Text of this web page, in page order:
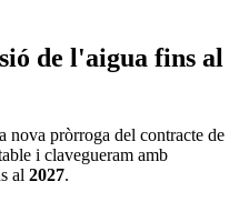
de l'aigua fins al
nova pròrroga del contracte de
i clavegueram amb
al 2027.